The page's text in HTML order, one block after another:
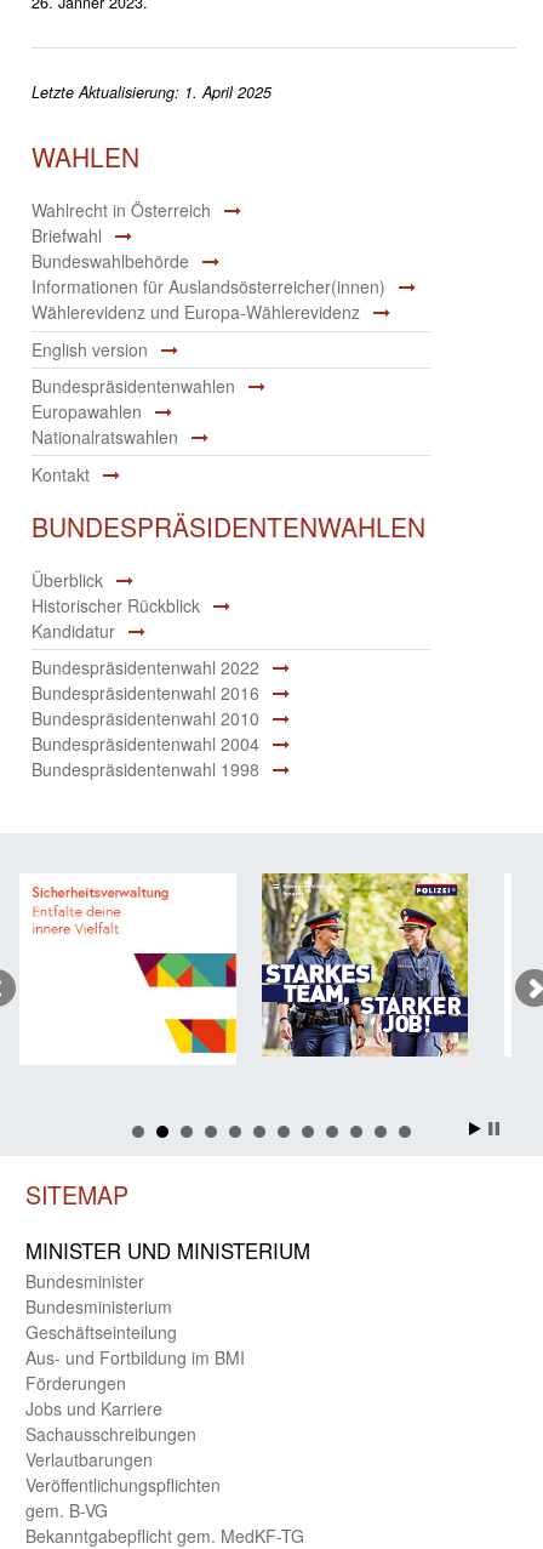
Letzte Aktualisierung: 1. April 2025
WAHLEN
Wahlrecht in Österreich
Briefwahl
Bundeswahlbehörde
Informationen für Auslandsösterreicher(innen)
Wählerevidenz und Europa-Wählerevidenz
English version
Bundespräsidentenwahlen
Europawahlen
Nationalratswahlen
Kontakt
BUNDESPRÄSIDENTENWAHLEN
Überblick
Historischer Rückblick
Kandidatur
Bundespräsidentenwahl 2022
Bundespräsidentenwahl 2016
Bundespräsidentenwahl 2010
Bundespräsidentenwahl 2004
Bundespräsidentenwahl 1998
SITEMAP
MINISTER UND MINIST­ERIUM
Bundes­minister
Bundes­ministerium
Geschäfts­einteilung
Aus- und Fortbildung im BMI
Förderungen
Jobs und Karriere
Sachaus­schreibungen
Verlautbarungen
Veröffentlichungspflichten
gem. B-VG
Bekanntgabepflicht gem. MedKF-TG